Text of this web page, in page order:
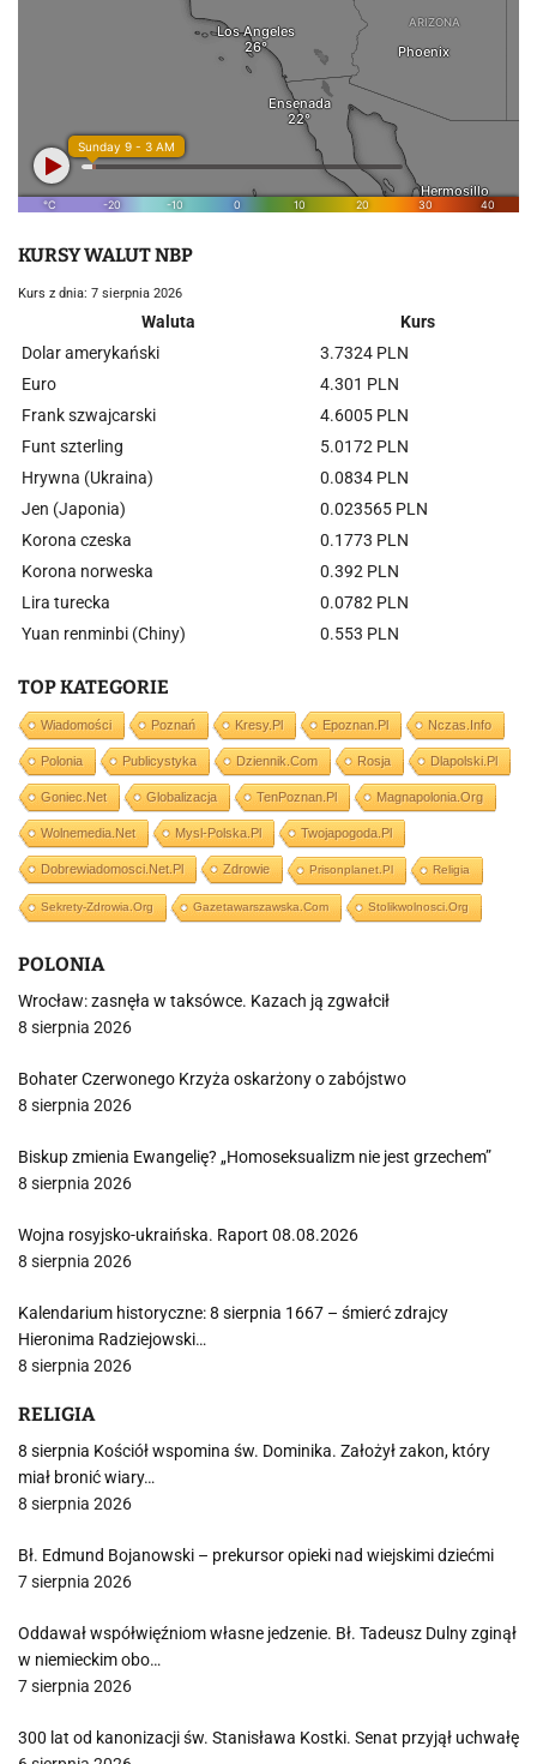
KURSY WALUT NBP
Kurs z dnia: 7 sierpnia 2026
Waluta
Kurs
Dolar amerykański
3.7324 PLN
Euro
4.301 PLN
Frank szwajcarski
4.6005 PLN
Funt szterling
5.0172 PLN
Hrywna (Ukraina)
0.0834 PLN
Jen (Japonia)
0.023565 PLN
Korona czeska
0.1773 PLN
Korona norweska
0.392 PLN
Lira turecka
0.0782 PLN
Yuan renminbi (Chiny)
0.553 PLN
TOP KATEGORIE
Wiadomości Poznań Kresy.pl Epoznan.pl Nczas.info
Polonia Publicystyka Dziennik.com Rosja Dlapolski.pl
Goniec.net Globalizacja TenPoznan.pl Magnapolonia.org
Wolnemedia.net Mysl-Polska.pl Twojapogoda.pl
Dobrewiadomosci.net.pl Zdrowie Prisonplanet.pl Religia
Sekrety-Zdrowia.org Gazetawarszawska.com Stolikwolnosci.org
POLONIA
Wrocław: zasnęła w taksówce. Kazach ją zgwałcił
8 sierpnia 2026
Bohater Czerwonego Krzyża oskarżony o zabójstwo
8 sierpnia 2026
Biskup zmienia Ewangelię? „Homoseksualizm nie jest grzechem”
8 sierpnia 2026
Wojna rosyjsko-ukraińska. Raport 08.08.2026
8 sierpnia 2026
Kalendarium historyczne: 8 sierpnia 1667 – śmierć zdrajcy
Hieronima Radziejowski…
8 sierpnia 2026
RELIGIA
8 sierpnia Kościół wspomina św. Dominika. Założył zakon, który
miał bronić wiary…
8 sierpnia 2026
Bł. Edmund Bojanowski – prekursor opieki nad wiejskimi dziećmi
7 sierpnia 2026
Oddawał współwięźniom własne jedzenie. Bł. Tadeusz Dulny zginął
w niemieckim obo…
7 sierpnia 2026
300 lat od kanonizacji św. Stanisława Kostki. Senat przyjął uchwałę